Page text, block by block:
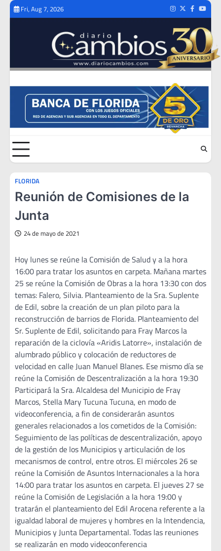
Skip
Fri, Aug 7, 2026 Instagram
TwitterFacebook
FLORIDA
Reunión de Comisiones de la
Junta
24 de mayo de 2021
Hoy lunes se reúne la Comisión de Salud y a la hora
16:00 para tratar los asuntos en carpeta. Mañana martes
25 se reúne la Comisión de Obras a la hora 13:30 con dos
temas: Falero, Silvia. Planteamiento de la Sra. Suplente
de Edil, sobre la creación de un plan piloto para la
reconstrucción de barrios de Florida. Planteamiento del
Sr. Suplente de Edil, solicitando para Fray Marcos la
reparación de la ciclovía «Aridis Latorre», instalación de
alumbrado público y colocación de reductores de
velocidad en calle Juan Manuel Blanes. Ese mismo día se
reúne la Comisión de Descentralización a la hora 19:30
Participará la Sra. Alcaldesa del Municipio de Fray
Marcos, Stella Mary Tucuna Tucuna, en modo de
videoconferencia, a fin de considerarán asuntos
generales relacionados a los cometidos de la Comisión:
Seguimiento de las políticas de descentralización, apoyo
de la gestión de los Municipios y articulación de los
mecanismos de control, entre otros. El miércoles 26 se
reúne la Comisión de Asuntos Internacionales a la hora
14:00 para tratar los asuntos en carpeta. El jueves 27 se
reúne la Comisión de Legislación a la hora 19:00 y
tratarán el planteamiento del Edil Arocena referente a la
igualdad laboral de mujeres y hombres en la Intendencia,
Municipios y Junta Departamental. Todas las reuniones
se realizarán en modo videoconferencia